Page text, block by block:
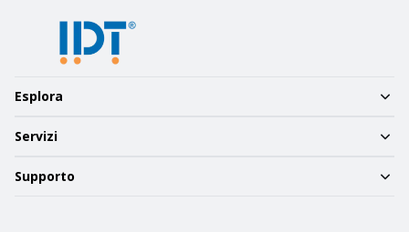
Esplora
Servizi
Supporto